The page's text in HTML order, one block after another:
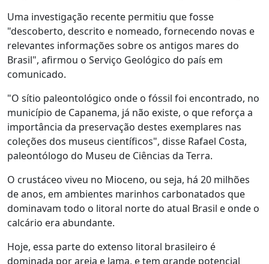
Uma investigação recente permitiu que fosse
"descoberto, descrito e nomeado, fornecendo novas e
relevantes informações sobre os antigos mares do
Brasil", afirmou o Serviço Geológico do país em
comunicado.
"O sítio paleontológico onde o fóssil foi encontrado, no
município de Capanema, já não existe, o que reforça a
importância da preservação destes exemplares nas
coleções dos museus científicos", disse Rafael Costa,
paleontólogo do Museu de Ciências da Terra.
O crustáceo viveu no Mioceno, ou seja, há 20 milhões
de anos, em ambientes marinhos carbonatados que
dominavam todo o litoral norte do atual Brasil e onde o
calcário era abundante.
Hoje, essa parte do extenso litoral brasileiro é
dominada por areia e lama, e tem grande potencial